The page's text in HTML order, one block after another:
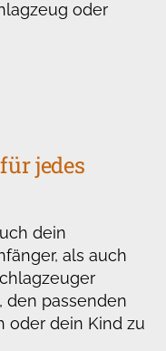
oder
jedes
dein
als auch
den passenden
oder dein Kind zu